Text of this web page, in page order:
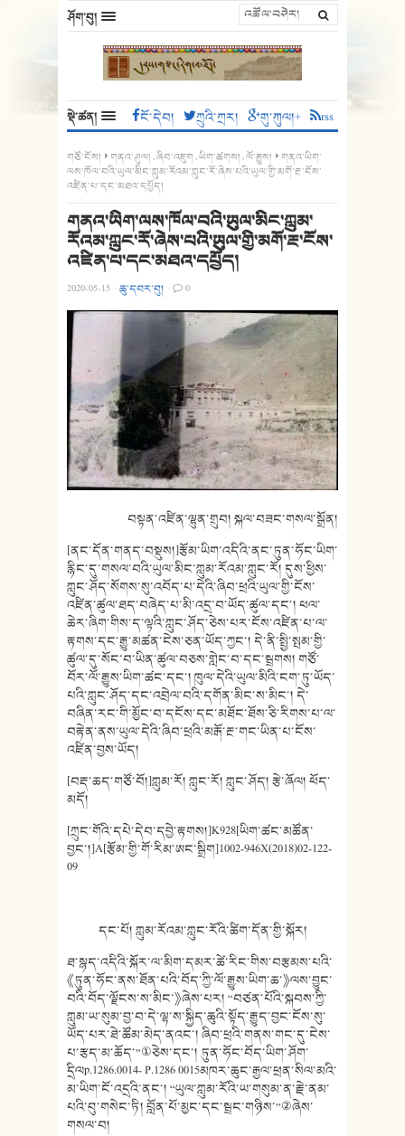
ཤོག་བུ།
སྡེ་ཚན། ངོ་དེབ། ཀྲུའི་ཀྲར། གུ་ཀུལ།+ rss
གཙོ་ངོས། གནའ་ཤུལ།,ཞིབ་འཇུག,ཡིག་ཚགས།,ལོ་རྒྱུས།
གནའ་ཡིག་
ལས་ཁོལ་བའི་ཡུལ་མིང་ཀླུམ་རོའམ་ཀླུང་རོ་ཞེས་པའི་ཡུལ་གྱི་མགོ་རྔ་ངོས་
འཛིན་པ་དང་མཐའ་དཔྱོད།
གནའ་ཡིག་ལས་ཁོལ་བའི་ཡུལ་མིང་ཀླུམ་
རོའམ་ཀླུང་རོ་ཞེས་པའི་ཡུལ་གྱི་མགོ་རྔ་ངོས་
འཛིན་པ་དང་མཐའ་དཔྱོད།
2020-05-15 ·ཆུ་དབར་བུ། · 0
བསྟན་འཛིན་ལྷུན་གྲུབ། སྐལ་བཟང་གསལ་སྒྲོན།
[ནང་དོན་གནད་བསྡུས།]རྩོམ་ཡིག་འདིའི་ནང་ཏུན་ཧོང་ཡིག་
རྙིང་དུ་གསལ་བའི་ཡུལ་མིང་ཀླུམ་རོའམ་ཀླུང་རོ། དུས་ཕྱིས་
ཀླུང་ཤོད་སོགས་སུ་འབོད་པ་དེའི་ཞིབ་ཕྲའི་ཡུལ་གྱི་ངོས་
འཛིན་ཚུལ་ཐད་བཞེད་པ་མི་འདྲ་བ་ཡོད་ཚུལ་དང་། ཕལ་
ཆེར་ཞིག་གིས་ད་ལྟའི་ཀླུང་ཤོད་ཅེས་པར་ངོས་འཛིན་པ་ལ་
རྟགས་དང་རྒྱུ་མཚན་ངེས་ཅན་ཡོད་ཀྱང་། དེ་ནི་སྤྱི་སྤམ་གྱི་
ཚུལ་དུ་སོང་བ་ཡིན་ཚུལ་བཅས་གླེང་བ་དང་སྦྲགས། གཙོ་
བོར་ལོ་རྒྱུས་ཡིག་ཚང་དང་། ཁུལ་དེའི་ཡུལ་མིའི་ངག་ཏུ་ཡོད་
པའི་ཀླུང་ཤོད་དང་འབྲེལ་བའི་དགོན་མིང་ས་མིང་། དེ་
བཞིན་རང་གི་མྱོང་བ་དངོས་དང་མཐོང་ཐོས་ཅི་རིགས་པ་ལ་
བརྟེན་ནས་ཡུལ་དེའི་ཞིབ་ཕྲའི་མརྒོ་རྔ་གང་ཡིན་པ་ངོས་
འཛིན་བྱས་ཡོད།
[བརྡ་ཆད་གཙོ་བོ།]ཀླུམ་རོ། ཀླུང་རོ། ཀླུང་ཤོད། རྩེ་ཞོལ། ཕོད་
མདོ།
[ཀྲུང་གོའི་དཔེ་དེབ་དབྱེ་རྟགས།]K928[ཡིག་ཚང་མཚོན་
བྱང་།]A[རྩོམ་གྱི་གོ་རིམ་ཨང་སྒྲིག]1002-946X(2018)02-122-
09
དང་པོ། ཀླུམ་རོའམ་ཀླུང་རོའི་ཚིག་དོན་གྱི་སྐོར།
ཐ་སྙད་འདིའི་སྐོར་ལ་མིག་དམར་ཚེ་རིང་གིས་བརྩམས་པའི་
《ཏུན་ཧོང་ནས་ཐོན་པའི་བོད་ཀྱི་ལོ་རྒྱུས་ཡིག་ཆ་》ལས་བྱུང་
བའི་བོད་ལྗོངས་ས་མིང་》ཞེས་པར། “བཙན་པོའི་སྐབས་ཀྱི་
ཀླུམ་ཡ་སུམ་བྱ་བ་དེ་ལྷ་ས་སྐྱིད་ཆུའི་སྟོད་རྒྱུད་བྱང་ངོས་སུ་
ཡོད་པར་ཐེ་ཚོམ་མེད་ནའང་། ཞིབ་ཕྲའི་གནས་གང་དུ་ངེས་
པ་རྩད་མ་ཆོད་”①ཅེས་དང་། ཏུན་ཧོང་བོད་ཡིག་ཤོག་
དྲིལp.1286.0014- P.1286 0015མཁར་ཆུང་རྒྱལ་ཕྲན་སིལ་མའི་
མ་ཡིག་ངོ་འདྲའི་ནང་། “ཡུལ་ཀླུམ་རོའི་ཡ་གསུམ་ན་རྗེ་ནམ་
པའི་བུ་གསེང་ཏི། བློན་པོ་མྱང་དང་སྦྲང་གཉིས་”②ཞེས་
གསལ་བ།